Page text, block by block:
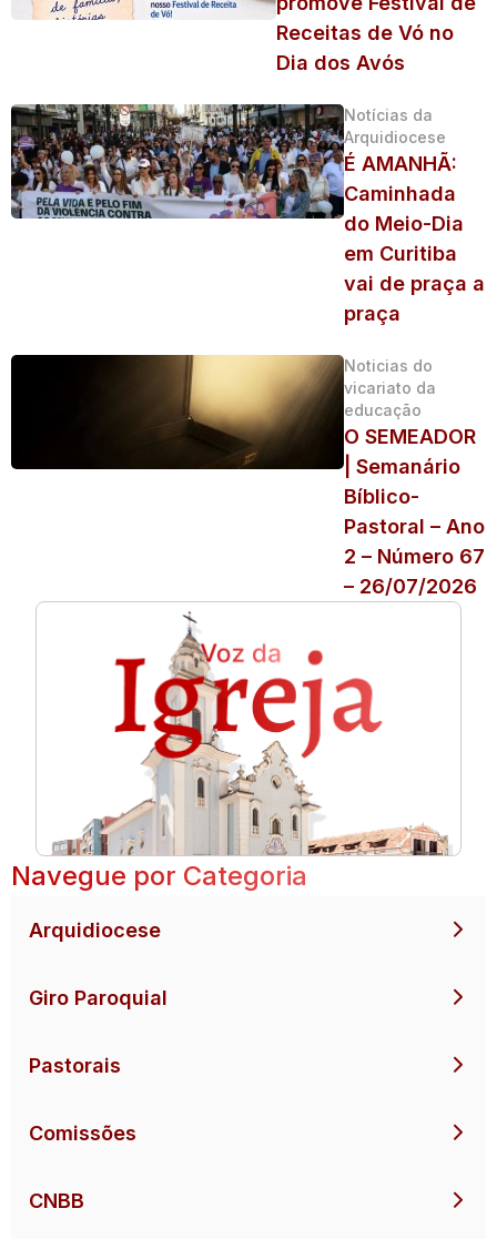
Receitas de Vó no
Dia dos Avós
Notícias da
Arquidiocese
É AMANHÃ:
Caminhada
do Meio-Dia
em Curitiba
vai de praça a
praça
Noticias do
vicariato da
educação
O SEMEADOR
| Semanário
Bíblico-
Pastoral – Ano
2 – Número 67
– 26/07/2026
Navegue por Categoria
Arquidiocese
Giro Paroquial
Pastorais
Comissões
CNBB